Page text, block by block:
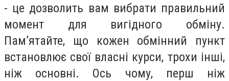
- це дозволить вам вибрати правильний
момент для вигідного обміну.
Пам’ятайте, що кожен обмінний пункт
встановлює свої власні курси, трохи інші,
ніж основні. Ось чому, перш ніж